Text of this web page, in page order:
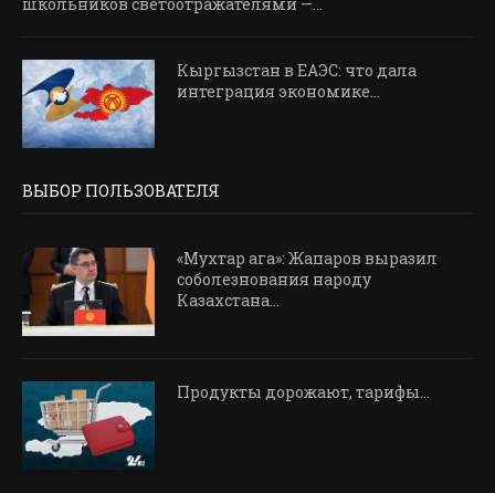
Кыргызстан в ЕАЭС: что дала
интеграция экономике...
ВЫБОР ПОЛЬЗОВАТЕЛЯ
«Мухтар ага»: Жапаров выразил
соболезнования народу
Казахстана...
Продукты дорожают, тарифы…